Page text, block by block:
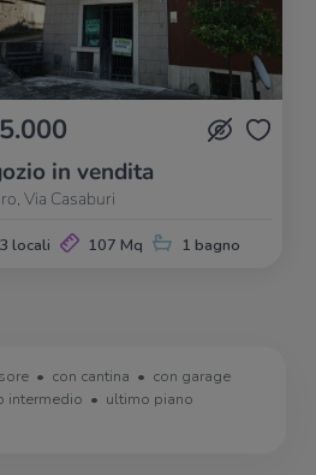
in vendita
Via Casaburi
3 locali 107 Mq 1 bagno
con cantina
con garage
intermedio
ultimo piano